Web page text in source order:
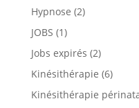
Hypnose (2)
JOBS (1)
Jobs expirés (2)
Kinésithérapie (6)
Kinésithérapie